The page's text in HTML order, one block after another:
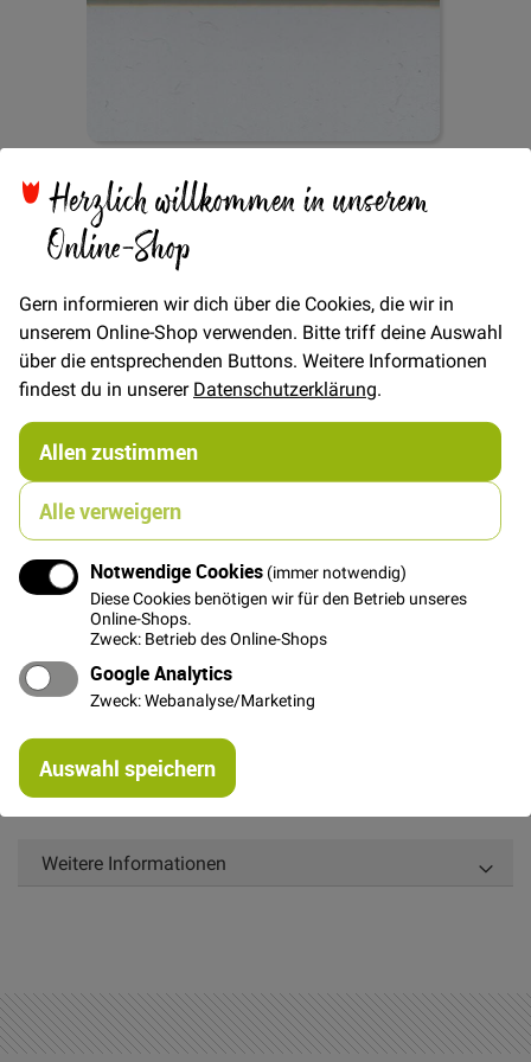
Herzlich willkommen in unserem
Online-Shop
Gern informieren wir dich über die Cookies, die wir in
unserem Online-Shop verwenden. Bitte triff deine Auswahl
über die entsprechenden Buttons. Weitere Informationen
findest du in unsererDatenschutzerklärung.
Allen zustimmen
Alle verweigern
Notwendige Cookies (immer notwendig)
Diese Cookies benötigen wir für den Betrieb unseres
Online-Shops.
Zweck: Betrieb des Online-Shops
Google Analytics
Zweck: Webanalyse/Marketing
Auswahl speichern
Zum
Anfang
Bildgalerie
springen
Satinkordel ø 3mm -
Grün
VerfügbarkeitNicht lieferbar
0,50 €
Bitte benachrichtigt mich per E-Mail wenn der Artikel wieder
verfügbar ist
Kordel in der Farbe: grün. Zum Aufnähen und
Dekorieren. Durchmesser ca. 0,3 cm.
Weitere Informationen